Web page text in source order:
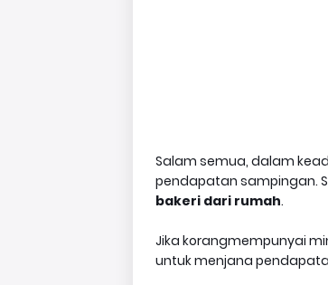
Salam semua, dalam
pendapatan sampingan.
bakeri dari rumah.
Jika korangmempunyai
untuk menjana